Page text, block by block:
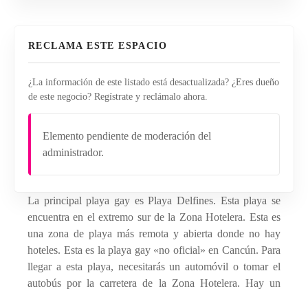
RECLAMA ESTE ESPACIO
¿La información de este listado está desactualizada? ¿Eres dueño
de este negocio? Regístrate y reclámalo ahora.
Elemento pendiente de moderación del
administrador.
La principal playa gay es Playa Delfines. Esta playa se
encuentra en el extremo sur de la Zona Hotelera. Esta es
una zona de playa más remota y abierta donde no hay
hoteles. Esta es la playa gay «no oficial» en Cancún. Para
llegar a esta playa, necesitarás un automóvil o tomar el
autobús por la carretera de la Zona Hotelera. Hay un